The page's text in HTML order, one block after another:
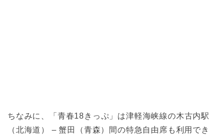
ちなみに、「青春18きっぷ」は津軽海峡線の木古内駅
（北海道） – 蟹田（青森）間の特急自由席も利用でき